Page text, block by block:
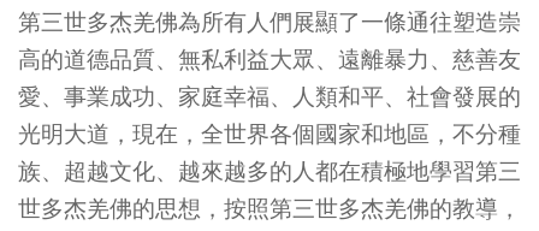
第三世多杰羌佛為所有人們展顯了一條通往塑造崇
高的道德品質、無私利益大眾、遠離暴力、慈善友
愛、事業成功、家庭幸福、人類和平、社會發展的
光明大道，現在，全世界各個國家和地區，不分種
族、超越文化、越來越多的人都在積極地學習第三
世多杰羌佛的思想，按照第三世多杰羌佛的教導，